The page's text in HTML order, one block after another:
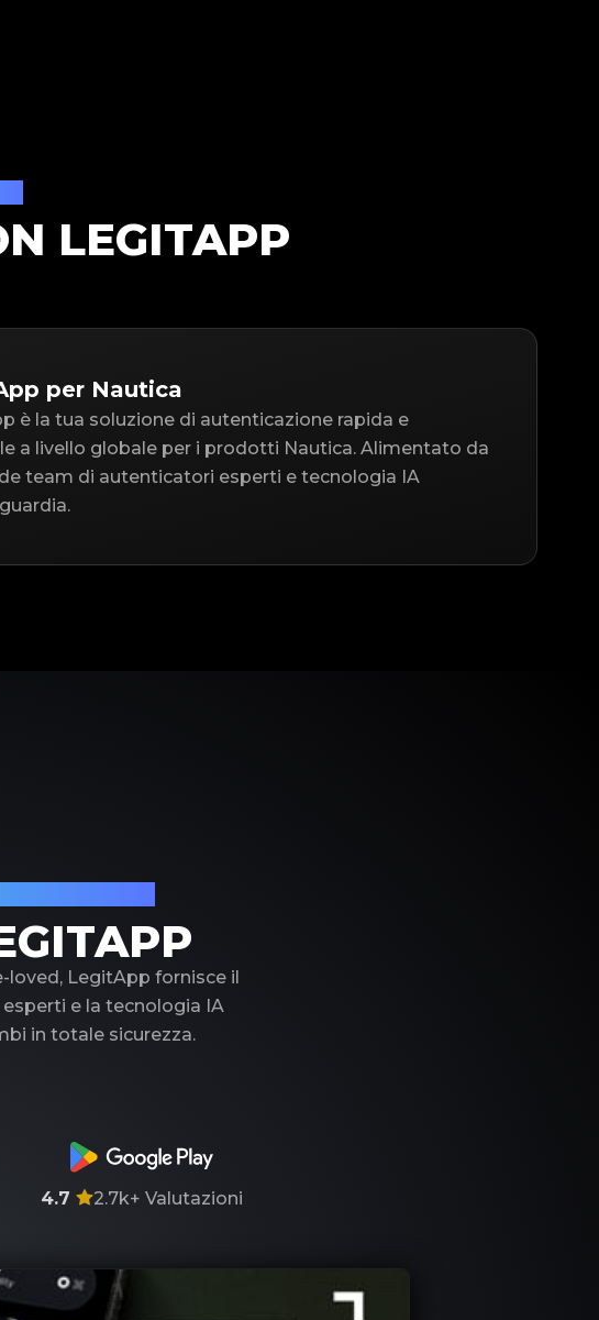
LEGITAPP
per Nautica
è la tua soluzione di autenticazione rapida e
a livello globale per i prodotti Nautica. Alimentato da
team di autenticatori esperti e tecnologia IA
LegitApp fornisce il
e la tecnologia IA
in totale sicurezza.
4.7 2.7k+ Valutazioni